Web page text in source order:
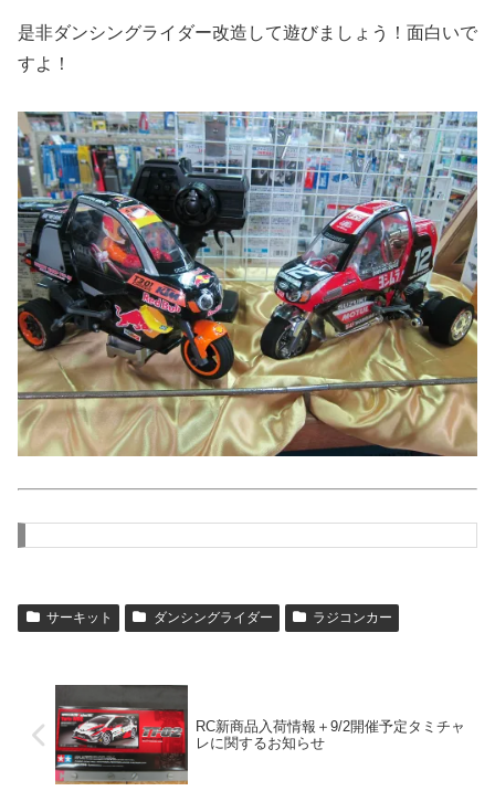
是非ダンシングライダー改造して遊びましょう！面白いで
すよ！
サーキット ダンシングライダー ラジコンカー
RC新商品入荷情報＋9/2開催予定タミチャ
レに関するお知らせ